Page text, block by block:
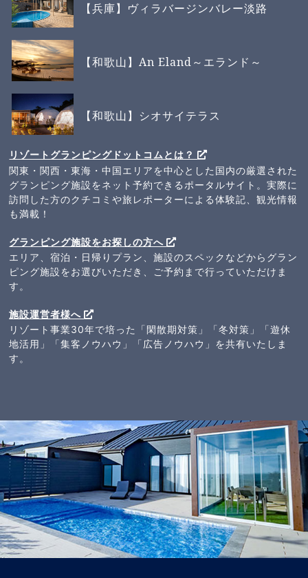
【兵庫】ヴィラバージンバレー淡路
【和歌山】An Eland～エランド～
【和歌山】シオサイテラス
リゾートグランピングドットコムとは？
関東・関西・東海・中国エリアを中心とした国内の厳選された
グランピング施設をネット予約できるポータルサイト。実際に
訪問した方のクチコミや旅レポーターによる体験記、観光情報
も満載！
グランピング施設をお探しの方へ
エリア、宿泊・日帰りプラン、施設のスペックなどからグラン
ピング施設をお選びいただき、ご予約まで行っていただけま
す。
施設運営者様へ
リゾート事業30年で培った「閑散期対策」「冬対策」「遊休
地活用」「集客ノウハウ」「広告ノウハウ」を共有いたしま
す。